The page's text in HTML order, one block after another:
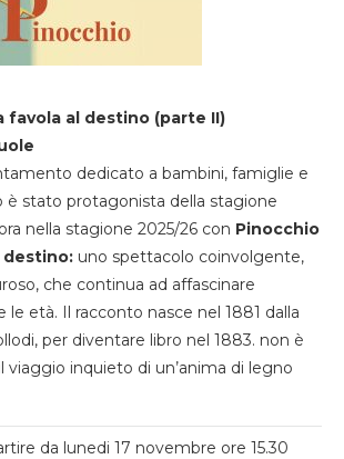
favola al destino (parte II)
dedicato a bambini, famiglie e
è stato protagonista della stagione
nella stagione 2025/26 con Pinocchio
destino: uno spettacolo coinvolgente,
che continua ad affascinare
età. Il racconto nasce nel 1881 dalla
per diventare libro nel 1883. non è
viaggio inquieto di un’anima di legno
da lunedi 17 novembre ore 15.30